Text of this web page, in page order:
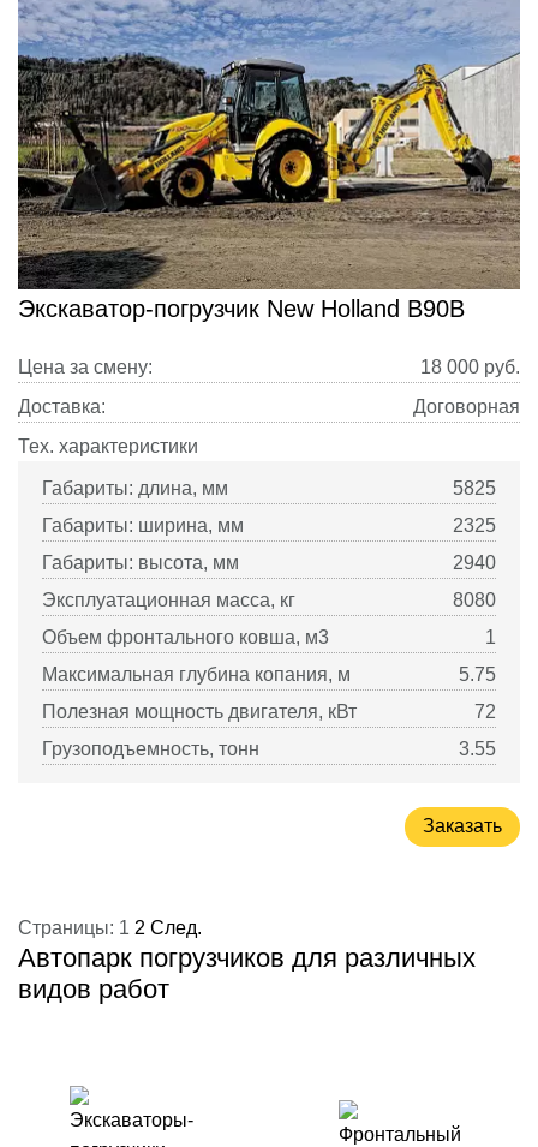
Экскаватор-погрузчик New Holland B90B
Цена за смену: 18 000 руб.
Доставка:
Договорная
Тех. характеристики
Габариты: длина, мм
5825
Габариты: ширина, мм
2325
Габариты: высота, мм
2940
Эксплуатационная масса, кг
8080
Объем фронтального ковша, м3
1
Максимальная глубина копания, м
5.75
Полезная мощность двигателя, кВт
72
Грузоподъемность, тонн
3.55
Заказать
Страницы: 1 2 След.
Автопарк погрузчиков для различных
видов работ